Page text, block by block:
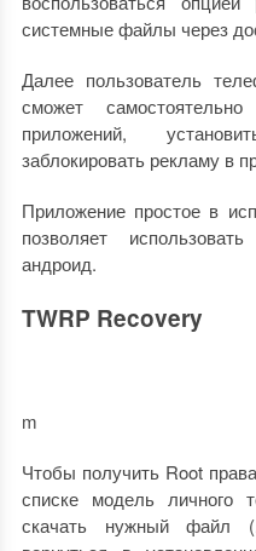
системные файлы через
Далее пользователь
сможет
приложений,
заблокировать рекламу в
Приложение простое в
позволяет
андроид.
TWRP Recovery
m
Чтобы получить Root
списке модель личного
скачать нужный файл